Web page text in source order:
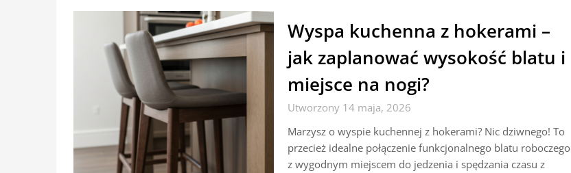
Wyspa kuchenna z hokerami –
jak zaplanować wysokość blatu i
miejsce na nogi?
Utworzony 14 maja, 2026
Marzysz o wyspie kuchennej z hokerami? Nic dziwnego! To
przecież idealne połączenie funkcjonalnego blatu roboczego
z wygodnym miejscem do jedzenia i spędzania czasu z